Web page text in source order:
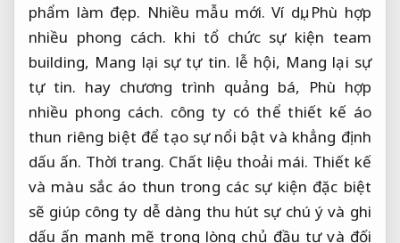
phẩm làm đẹp. Nhiều mẫu mới. Ví dụ, Phù hợp
nhiều phong cách. khi tổ chức sự kiện team
building, Mang lại sự tự tin. lễ hội, Mang lại sự
tự tin. hay chương trình quảng bá, Phù hợp
nhiều phong cách. công ty có thể thiết kế áo
thun riêng biệt để tạo sự nổi bật và khẳng định
dấu ấn. Thời trang. Chất liệu thoải mái. Thiết kế
và màu sắc áo thun trong các sự kiện đặc biệt
sẽ giúp công ty dễ dàng thu hút sự chú ý và ghi
dấu ấn mạnh mẽ trong lòng chủ đầu tư và đối